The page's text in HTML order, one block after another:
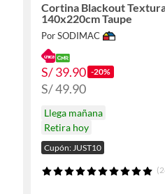
Cortina Blackout
140x220cm Taupe
Por SODIMAC
S/ 39.90 -20%
S/ 49.90
Llega mañana
Retira hoy
Cupón: JUST10